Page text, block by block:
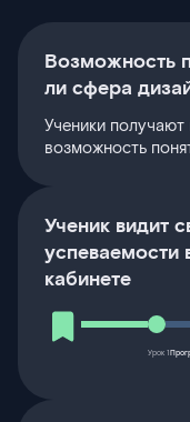
Возможность
ли сфера
Ученики
возможность
Ученик видит
успеваемости
кабинете
Урок 1